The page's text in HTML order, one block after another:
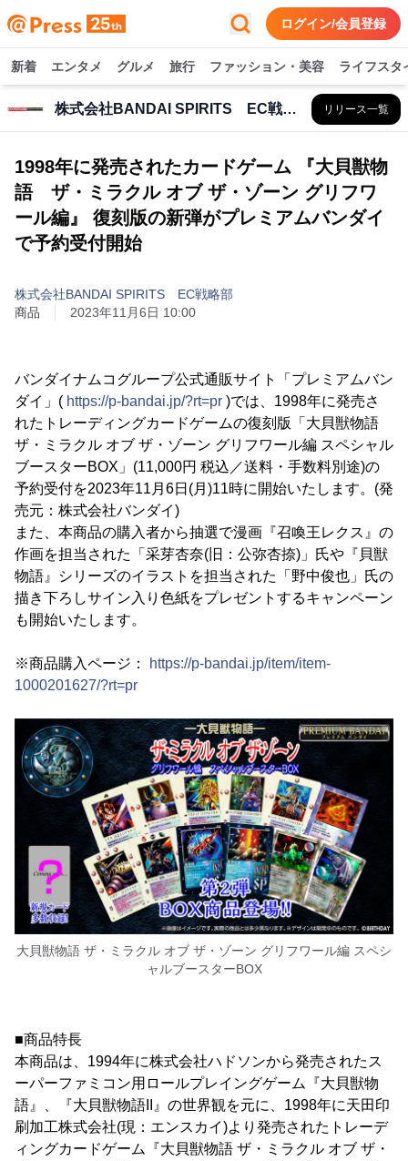
ログイン/会員登録
新着 エンタメ グルメ 旅行 ファッション・美容 ライフスタ
株式会社BANDAI SPIRITS EC戦略部 リリース一覧
1998年に発売されたカードゲーム 『大貝獣物
語 ザ・ミラクル オブ ザ・ゾーン グリフワ
ール編』 復刻版の新弾がプレミアムバンダイ
で予約受付開始
株式会社BANDAI SPIRITS EC戦略部
商品
2023年11月6日 10:00
バンダイナムコグループ公式通販サイト「プレミアムバン
ダイ」( https://p-bandai.jp/?rt=pr )では、1998年に発売さ
れたトレーディングカードゲームの復刻版「大貝獣物語
ザ・ミラクル オブ ザ・ゾーン グリフワール編 スペシャル
ブースターBOX」(11,000円 税込／送料・手数料別途)の
予約受付を2023年11月6日(月)11時に開始いたします。(発
売元：株式会社バンダイ)
また、本商品の購入者から抽選で漫画『召喚王レクス』の
作画を担当された「采芽杏奈(旧：公弥杏捺)」氏や『貝獣
物語』シリーズのイラストを担当された「野中俊也」氏の
描き下ろしサイン入り色紙をプレゼントするキャンペーン
も開始いたします。
※商品購入ページ：
https://p-bandai.jp/item/item-
1000201627/?rt=pr
大貝獣物語 ザ・ミラクル オブ ザ・ゾーン グリフワール編 スペシ
ャルブースターBOX
■商品特長
本商品は、1994年に株式会社ハドソンから発売されたス
ーパーファミコン用ロールプレイングゲーム『大貝獣物
語』、『大貝獣物語II』の世界観を元に、1998年に天田印
刷加工株式会社(現：エンスカイ)より発売されたトレーデ
ィングカードゲーム『大貝獣物語 ザ・ミラクル オブ ザ・